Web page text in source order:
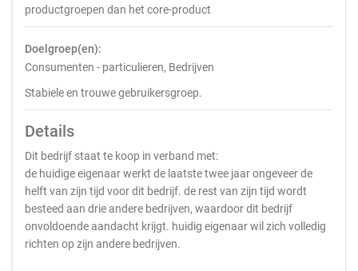
productgroepen dan het core-product
Doelgroep(en):
Consumenten - particulieren, Bedrijven
Stabiele en trouwe gebruikersgroep.
Details
Dit bedrijf staat te koop in verband met:
de huidige eigenaar werkt de laatste twee jaar ongeveer de
helft van zijn tijd voor dit bedrijf. de rest van zijn tijd wordt
besteed aan drie andere bedrijven, waardoor dit bedrijf
onvoldoende aandacht krijgt. huidig eigenaar wil zich volledig
richten op zijn andere bedrijven.